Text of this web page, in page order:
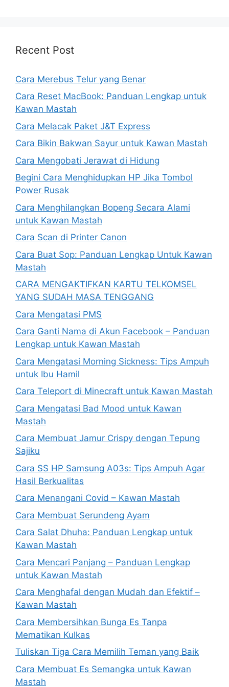
Recent Post
Cara Merebus Telur yang Benar
Cara Reset MacBook: Panduan Lengkap untuk
Kawan Mastah
Cara Melacak Paket J&T Express
Cara Bikin Bakwan Sayur untuk Kawan Mastah
Cara Mengobati Jerawat di Hidung
Begini Cara Menghidupkan HP Jika Tombol
Power Rusak
Cara Menghilangkan Bopeng Secara Alami
untuk Kawan Mastah
Cara Scan di Printer Canon
Cara Buat Sop: Panduan Lengkap Untuk Kawan
Mastah
CARA MENGAKTIFKAN KARTU TELKOMSEL
YANG SUDAH MASA TENGGANG
Cara Mengatasi PMS
Cara Ganti Nama di Akun Facebook – Panduan
Lengkap untuk Kawan Mastah
Cara Mengatasi Morning Sickness: Tips Ampuh
untuk Ibu Hamil
Cara Teleport di Minecraft untuk Kawan Mastah
Cara Mengatasi Bad Mood untuk Kawan
Mastah
Cara Membuat Jamur Crispy dengan Tepung
Sajiku
Cara SS HP Samsung A03s: Tips Ampuh Agar
Hasil Berkualitas
Cara Menangani Covid – Kawan Mastah
Cara Membuat Serundeng Ayam
Cara Salat Dhuha: Panduan Lengkap untuk
Kawan Mastah
Cara Mencari Panjang – Panduan Lengkap
untuk Kawan Mastah
Cara Menghafal dengan Mudah dan Efektif –
Kawan Mastah
Cara Membersihkan Bunga Es Tanpa
Mematikan Kulkas
Tuliskan Tiga Cara Memilih Teman yang Baik
Cara Membuat Es Semangka untuk Kawan
Mastah